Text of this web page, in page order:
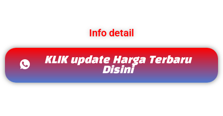
Info detail
KLIK update Harga Terbaru
Disini